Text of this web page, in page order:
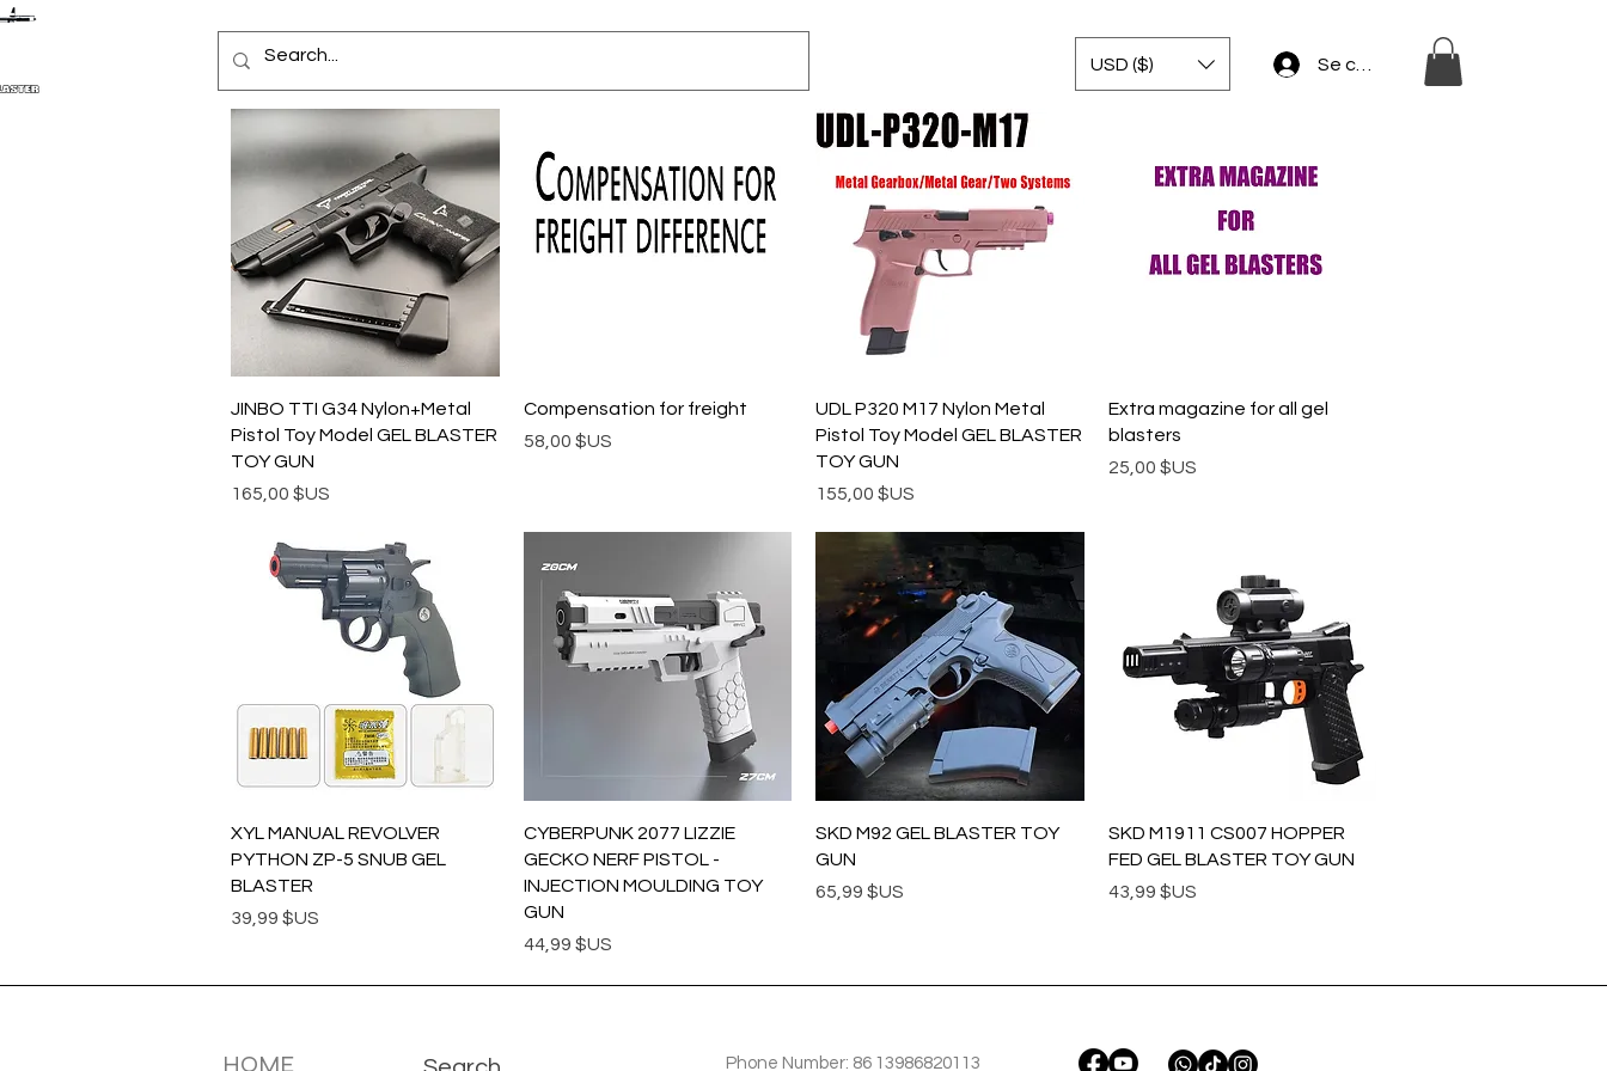
USD ($) Se connecter
Aperçu rapide
JINBO TTI G34 Nylon+Metal
Pistol Toy Model GEL BLASTER
TOY GUN
Prix
165,00 $US
Aperçu rapide
Compensation for freight
Prix
58,00 $US
Aperçu rapide
UDL P320 M17 Nylon Metal
Pistol Toy Model GEL BLASTER
TOY GUN
Prix
155,00 $US
Aperçu rapide
Extra magazine for all gel
blasters
Prix
25,00 $US
Aperçu rapide
XYL MANUAL REVOLVER
PYTHON ZP-5 SNUB GEL
BLASTER
Prix
39,99 $US
Aperçu rapide
CYBERPUNK 2077 LIZZIE
GECKO NERF PISTOL -
INJECTION MOULDING TOY
GUN
Prix
44,99 $US
Aperçu rapide
SKD M92 GEL BLASTER TOY
GUN
Prix
65,99 $US
Aperçu rapide
SKD M1911 CS007 HOPPER
FED GEL BLASTER TOY GUN
Prix
43,99 $US
HOME Phone Number: 86 13986820113